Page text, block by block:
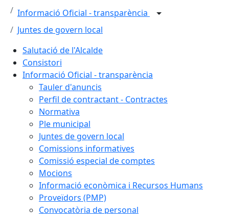
Informació Oficial - transparència
Juntes de govern local
Salutació de l'Alcalde
Consistori
Informació Oficial - transparència
Tauler d'anuncis
Perfil de contractant - Contractes
Normativa
Ple municipal
Juntes de govern local
Comissions informatives
Comissió especial de comptes
Mocions
Informació econòmica i Recursos Humans
Proveïdors (PMP)
Convocatòria de personal